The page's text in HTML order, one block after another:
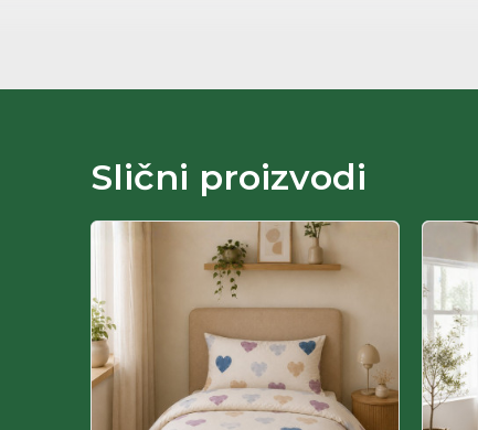
Slični proizvodi